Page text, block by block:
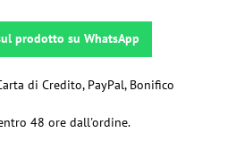
prodotto su WhatsApp
di Credito, PayPal, Bonifico
48 ore dall'ordine.